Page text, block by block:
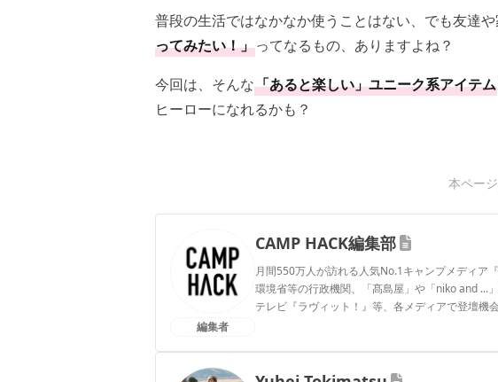
普段の生活ではなかなか使うことはない、でも友達や
ってみたい！」ってなるもの、ありますよね？
今回は、そんな「あると楽しい」ユニーク系アイテム
ヒーローになれるかも？
本ペー
編集者
CAMP HACK編集部
月間550万人が訪れる人気No.1キャンプメディア
環境省等の行政機関、「髙島屋」や「niko and ...
テレビ『ラヴィット！』等、各メディアで登壇機